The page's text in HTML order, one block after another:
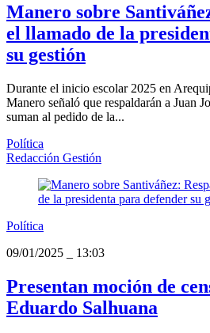
Manero sobre
el llamado de la
su gestión
Durante el inicio escolar 2025 en
Manero señaló que respaldarán a Juan
suman al pedido de la...
Política
Redacción Gestión
Política
09/01/2025
13:03
Presentan moción de
Eduardo Salhuana